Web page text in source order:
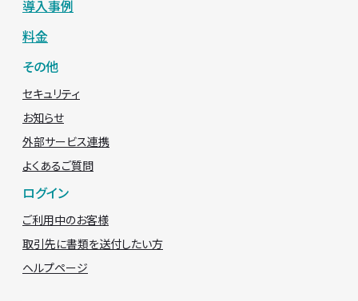
導入事例
料金
その他
セキュリティ
お知らせ
外部サービス連携
よくあるご質問
ログイン
ご利用中のお客様
取引先に書類を送付したい方
ヘルプページ